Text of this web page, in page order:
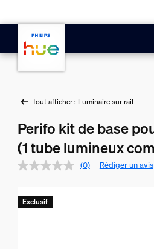
Tout afficher : Luminaire sur rail
Perifo kit de base
(1 tube lumineux
(0) Rédiger un avis
Exclusif